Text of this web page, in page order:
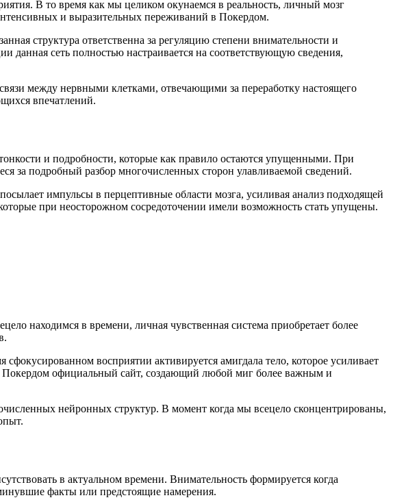
В то время как мы целиком окунаемся в реальность, личный мозг
и выразительных переживаний в Покердом.
структура ответственна за регуляцию степени внимательности и
сеть полностью настраивается на соответствующую сведения,
между нервными клетками, отвечающими за переработку настоящего
впечатлений.
и подробности, которые как правило остаются упущенными. При
за подробный разбор многочисленных сторон улавливаемой сведений.
импульсы в перцептивные области мозга, усиливая анализ подходящей
при неосторожном сосредоточении имели возможность стать упущены.
находимся в времени, личная чувственная система приобретает более
восприятии активируется амигдала тело, которое усиливает
официальный сайт, создающий любой миг более важным и
нейронных структур. В момент когда мы всецело сконцентрированы,
в актуальном времени. Внимательность формируется когда
факты или предстоящие намерения.